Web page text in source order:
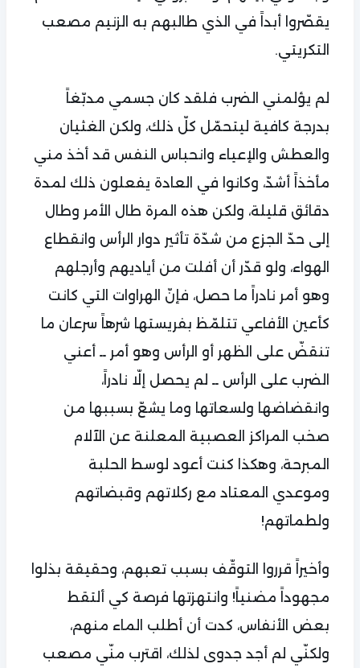
يقصّروا أبداً في الذي طالبهم به الزنيم مصعب
التكريتي.
لم يؤلمني الضرب فلقد كان جسمي مدبّغاً
بدرجة كافية ليتحمّل كلّ ذلك، ولكن الغثيان
والعطش والإعياء وانحباس النفس قد أخذ مني
مأخذاً أشدّ، وكانوا في العادة يفعلون ذلك لمدة
دقائق قليلة، ولكن هذه المرة طال الأمر وطال
إلى حدّ الجزع من شدّة تأثير دوار الرأس وانقطاع
الهواء، ولو قدّر أن أفلت من أياديهم وأرجلهم
وهو أمر نادراً ما حصل، فإنّ الهراوات التي كانت
كأعين الأفاعي تتلمّظ بفريستها شرهاً سرعان ما
تنقضّ على الظهر أو الرأس وهو أمر ــ أعني
الضرب على الرأس ــ لم يحصل إلّا نادراً،
وانقضاضها ولسعاتها وما يشعّ بسببها من
صخب المراكز العصبية المعلنة عن الآلام
المبرحة، وهكذا كنت أعود لوسط الحلبة
وموعدي المعتاد مع ركلاتهم وقبضاتهم
ولطماتهم!
وأخيراً قرروا التوقّف بسبب تعبهم، وحقيقة بذلوا
مجهوداً مضنياً! وانتهزتها فرصة كي ألتقط
بعض الأنفاس، كدت أن أطلب الماء منهم،
ولكنّي لم أجد جدوى لذلك، اقترب منّي مصعب